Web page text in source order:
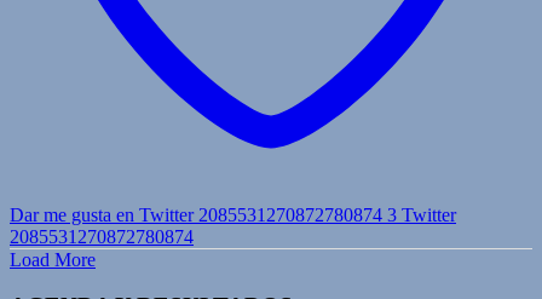
Dar me gusta en Twitter 2085531270872780874 3 Twitter
2085531270872780874
Load More